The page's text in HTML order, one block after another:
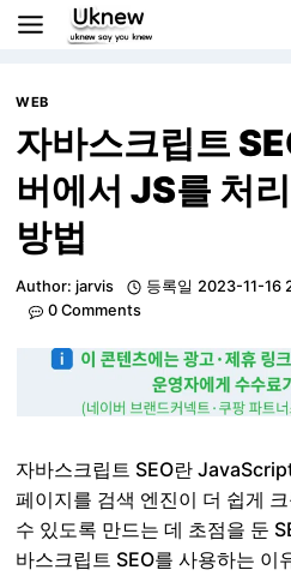
Skip
WEB
자바스크립트
버에서 JS를 처
방법
Author: jarvis 등록일 2023-11-16
0 Comments
자바스크립트 SEO란
페이지를 검색 엔진이 더 쉽게
수 있도록 만드는 데 초점을 둔
바스크립트 SEO를 사용하는 이